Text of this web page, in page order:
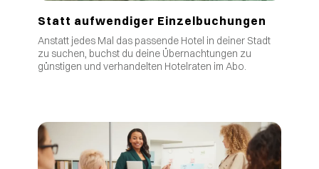
Statt aufwendiger Einzelbuchungen
Anstatt jedes Mal das passende Hotel in deiner Stadt
zu suchen, buchst du deine Übernachtungen zu
günstigen und verhandelten Hotelraten im Abo.